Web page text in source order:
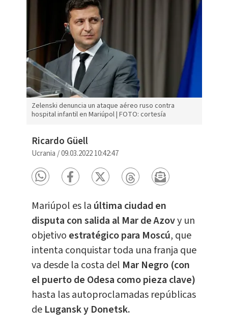
Zelenski denuncia un ataque aéreo ruso contra
hospital infantil en Mariúpol | FOTO: cortesía
Ricardo Güell
Ucrania /09.03.2022 10:42:47
Mariúpol es la última ciudad en
disputa con salida al Mar de Azovy un
objetivo estratégico para Moscú, que
intenta conquistar toda una franja que
va desde la costa del Mar Negro (con
el puerto de Odesa como pieza clave)
hasta las autoproclamadas repúblicas
de Lugansk y Donetsk.